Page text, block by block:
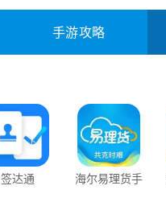
安全相关 应用软件
综合其它
手游攻略
签达通
海尔易理货手